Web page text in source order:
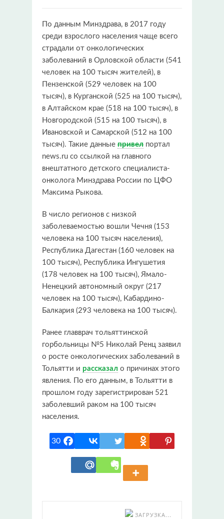
По данным Минздрава, в 2017 году
среди взрослого населения чаще всего
страдали от онкологических
заболеваний в Орловской области (541
человек на 100 тысяч жителей), в
Пензенской (529 человек на 100
тысяч), в Курганской (525 на 100 тысяч),
в Алтайском крае (518 на 100 тысяч), в
Новгородской (515 на 100 тысяч), в
Ивановской и Самарской (512 на 100
тысяч). Такие данные привел портал
news.ru со ссылкой на главного
внештатного детского специалиста-
онколога Минздрава России по ЦФО
Максима Рыкова.
В число регионов с низкой
заболеваемостью вошли Чечня (153
человека на 100 тысяч населения),
Республика Дагестан (160 человек на
100 тысяч), Республика Ингушетия
(178 человек на 100 тысяч), Ямало-
Ненецкий автономный округ (217
человек на 100 тысяч), Кабардино-
Балкария (293 человека на 100 тысяч).
Ранее главврач тольяттинской
горбольницы №5 Николай Ренц заявил
о росте онкологических заболеваний в
Тольятти и рассказал о причинах этого
явления. По его данным, в Тольятти в
прошлом году зарегистрирован 521
заболевший раком на 100 тысяч
населения.
30
ЗАГРУЗКА...